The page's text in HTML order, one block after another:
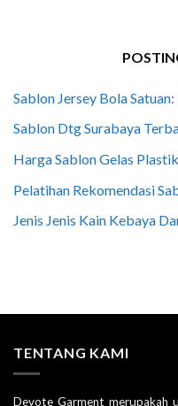
Sablon Jersey Bola
Sablon Dtg Surabaya
Harga Sablon Gelas
Pelatihan Rekomendasi
Jenis Jenis Kain Kebaya
TENTANG KAMI
Devote Garment merupakah